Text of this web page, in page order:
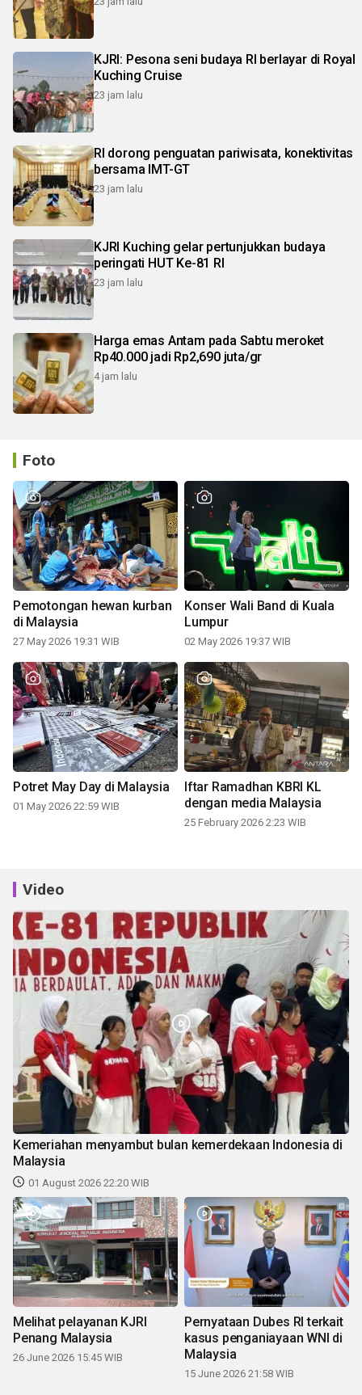
KJRI: Pesona seni budaya RI berlayar di Royal
Kuching Cruise
23 jam lalu
RI dorong penguatan pariwisata, konektivitas
bersama IMT-GT
23 jam lalu
KJRI Kuching gelar pertunjukkan budaya
peringati HUT Ke-81 RI
23 jam lalu
Harga emas Antam pada Sabtu meroket
Rp40.000 jadi Rp2,690 juta/gr
4 jam lalu
Foto
Pemotongan hewan kurban
di Malaysia
27 May 2026 19:31 WIB
Konser Wali Band di Kuala
Lumpur
02 May 2026 19:37 WIB
Potret May Day di Malaysia
01 May 2026 22:59 WIB
Iftar Ramadhan KBRI KL
dengan media Malaysia
25 February 2026 2:23 WIB
Video
Kemeriahan menyambut bulan kemerdekaan Indonesia di
Malaysia
01 August 2026 22:20 WIB
Melihat pelayanan KJRI
Penang Malaysia
26 June 2026 15:45 WIB
Pernyataan Dubes RI terkait
kasus penganiayaan WNI di
Malaysia
15 June 2026 21:58 WIB